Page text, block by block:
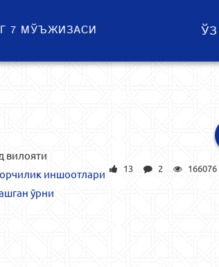
7 МЎЪЖИЗАСИ ЎЗ
вилояти
иншоотлари
ўрни
13 2 166076